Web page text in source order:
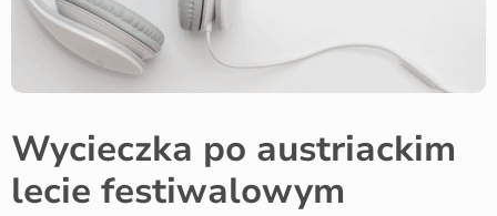
Wycieczka po austriackim
lecie festiwalowym